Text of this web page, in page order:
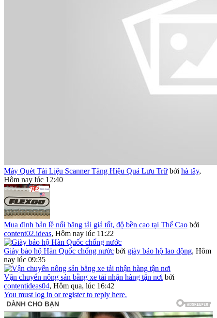
Máy Quét Tài Liệu Scanner Tăng Hiệu Quả Lưu Trữ bởi hà tây,
Hôm nay lúc 12:40
Mua đinh bản lề nối băng tải giá tốt, độ bền cao tại Thế Cao bởi
content02.ideas, Hôm nay lúc 11:22
Giày bảo hộ Hàn Quốc chống nước bởi giày bảo hộ lao động, Hôm
nay lúc 09:35
Vận chuyển nông sản bằng xe tải nhận hàng tận nơi bởi
contentideas04, Hôm qua, lúc 16:42
You must log in or register to reply here.